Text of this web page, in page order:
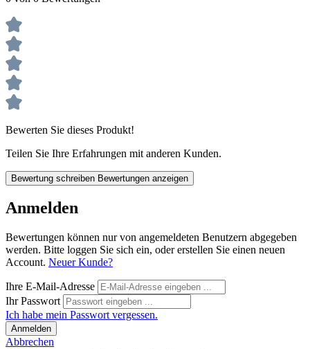
Bewerten Sie dieses Produkt!
Teilen Sie Ihre Erfahrungen mit anderen Kunden.
Bewertung schreiben Bewertungen anzeigen
Anmelden
Bewertungen können nur von angemeldeten Benutzern abgegeben
werden. Bitte loggen Sie sich ein, oder erstellen Sie einen neuen
Account. Neuer Kunde?
Ihre E-Mail-Adresse
Ihr Passwort
Ich habe mein Passwort vergessen.
Anmelden
Abbrechen